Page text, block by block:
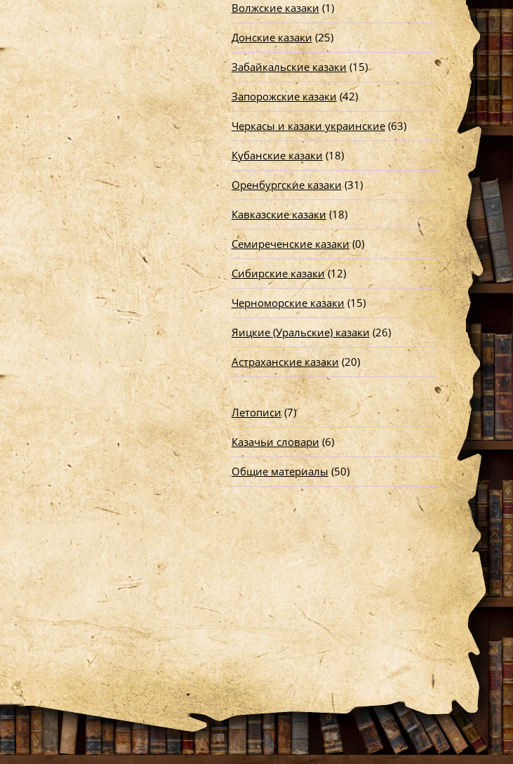
Волжские казаки(1)
Донские казаки(25)
Забайкальские казаки(15)
Запорожские казаки(42)
Черкасы и казаки украинские(63)
Кубанские казаки (18)
Оренбургские казаки(31)
Кавказские казаки(18)
Семиреченские казаки(0)
Сибирские казаки(12)
Черноморские казаки (15)
Яицкие (Уральские) казаки(26)
Астраханские казаки (20)
Летописи(7)
Казачьи словари(6)
Общие материалы (50)